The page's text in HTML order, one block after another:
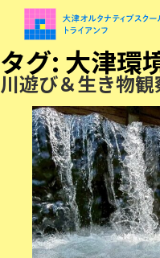
タグ: 大津環
川遊び＆生き物観